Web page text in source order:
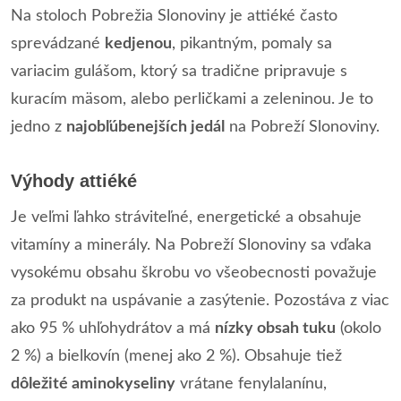
Na stoloch Pobrežia Slonoviny je attiéké často
sprevádzané kedjenou, pikantným, pomaly sa
variacim gulášom, ktorý sa tradične pripravuje s
kuracím mäsom, alebo perličkami a zeleninou. Je to
jedno z najobľúbenejších jedál na Pobreží Slonoviny.
Výhody attiéké
Je veľmi ľahko stráviteľné, energetické a obsahuje
vitamíny a minerály. Na Pobreží Slonoviny sa vďaka
vysokému obsahu škrobu vo všeobecnosti považuje
za produkt na uspávanie a zasýtenie. Pozostáva z viac
ako 95 % uhľohydrátov a má nízky obsah tuku (okolo
2 %) a bielkovín (menej ako 2 %). Obsahuje tiež
dôležité aminokyseliny vrátane fenylalanínu,